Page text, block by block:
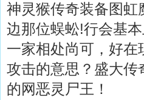
神灵猴传奇装备图虹
边那位蜈蚣!行会基
一家相处尚可，好
攻击的意思？盛大传
的网恶灵尸王！